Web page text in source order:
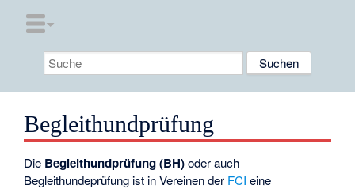
Begleithundprüfung
Die Begleithundprüfung (BH)oder auch
Begleithundeprüfung ist in Vereinen der FCI eine